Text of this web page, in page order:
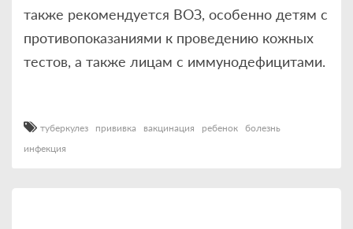
также рекомендуется ВОЗ, особенно детям с
противопоказаниями к проведению кожных
тестов, а также лицам с иммунодефицитами.
туберкулез прививка вакцинация ребенок болезнь
инфекция